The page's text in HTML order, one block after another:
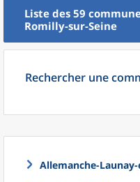
Liste des 59
Romilly-sur-Seine
Rechercher une
Allemanche-